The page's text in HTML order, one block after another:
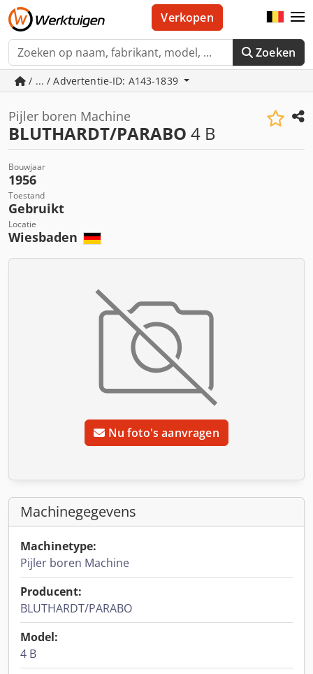
Zoeken
Verkopen
/ ... / Advertentie-ID: A143-1839
Pijler boren Machine
BLUTHARDT/PARABO 4 B
Bouwjaar
1956
Toestand
Gebruikt
Locatie
Wiesbaden
Nu foto's aanvragen
Machinegegevens
Machinetype:
Pijler boren Machine
Producent:
BLUTHARDT/PARABO
Model:
4 B